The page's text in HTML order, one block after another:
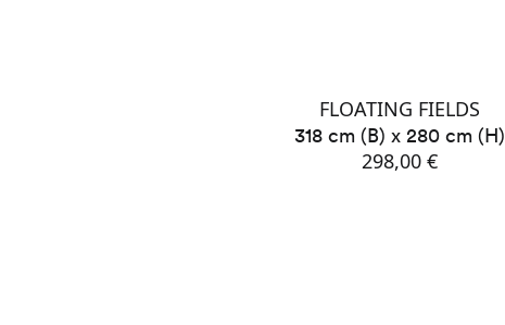
FLOATING FIELDS
318 cm (B) x 280 cm (H)
298,00 €